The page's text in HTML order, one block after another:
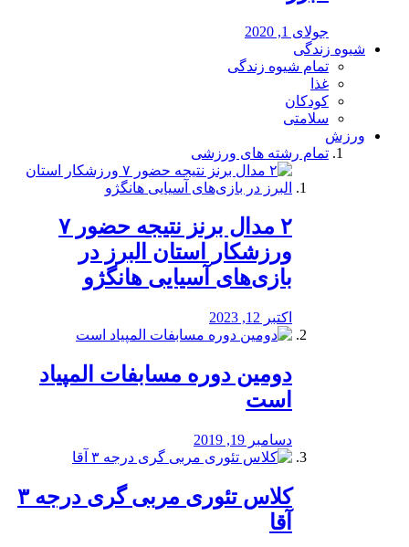
جولای 1, 2020
شیوه زندگی
تمام شیوه زندگی
غذا
کودکان
سلامتی
ورزش
تمام رشته های ورزشی
۲ مدال برنز نتیجه حضور ۷
ورزشکار استان البرز در
بازی‌های آسیایی هانگژو
اکتبر 12, 2023
دومین دوره مسابفات المپیاد
است
دسامبر 19, 2019
کلاس تئوری مربی گری درجه ۳
آقا